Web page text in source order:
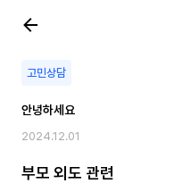
고민상담
안녕하세요
2024.12.01
부모 외도 관련